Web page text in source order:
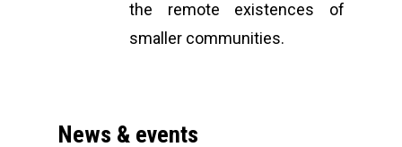
the remote existences of
smaller communities.
News & events